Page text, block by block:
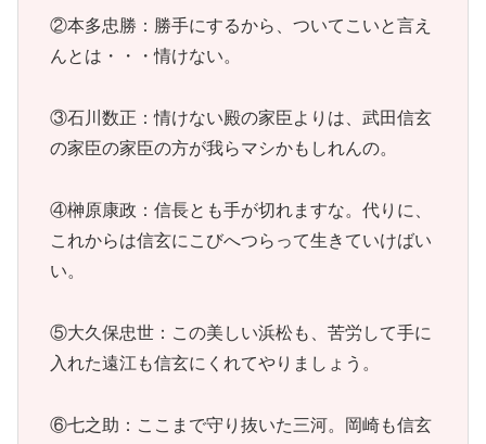
②本多忠勝：勝手にするから、ついてこいと言え
んとは・・・情けない。
③石川数正：情けない殿の家臣よりは、武田信玄
の家臣の家臣の方が我らマシかもしれんの。
④榊原康政：信長とも手が切れますな。代りに、
これからは信玄にこびへつらって生きていけばい
い。
⑤大久保忠世：この美しい浜松も、苦労して手に
入れた遠江も信玄にくれてやりましょう。
⑥七之助：ここまで守り抜いた三河。岡崎も信玄